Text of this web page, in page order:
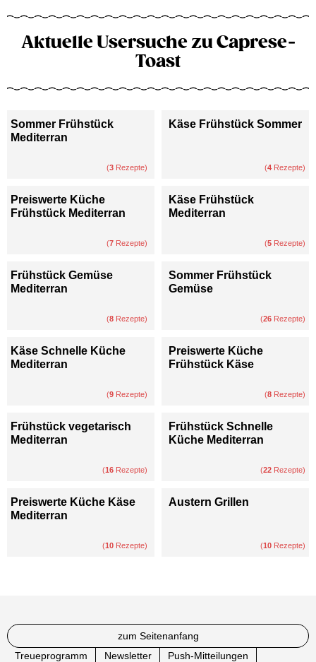
Aktuelle Usersuche zu Caprese-
Toast
Sommer Frühstück
Mediterran
(3 Rezepte)
Käse Frühstück Sommer
(4 Rezepte)
Preiswerte Küche
Frühstück Mediterran
(7 Rezepte)
Käse Frühstück
Mediterran
(5 Rezepte)
Frühstück Gemüse
Mediterran
(8 Rezepte)
Sommer Frühstück
Gemüse
(26 Rezepte)
Käse Schnelle Küche
Mediterran
(9 Rezepte)
Preiswerte Küche
Frühstück Käse
(8 Rezepte)
Frühstück vegetarisch
Mediterran
(16 Rezepte)
Frühstück Schnelle
Küche Mediterran
(22 Rezepte)
Preiswerte Küche Käse
Mediterran
(10 Rezepte)
Austern Grillen
(10 Rezepte)
zum Seitenanfang
Treueprogramm
Newsletter Push-Mitteilungen